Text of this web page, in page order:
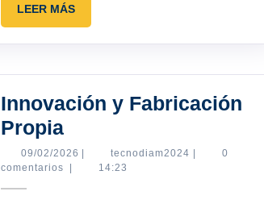
LEER MÁSLEER
MÁS
Innovación y Fabricación
PropiaInnovación
y
Fabricación
09/02/2026 09/02/2026
| tecnodiam2024 tecnodiam2024
|
0
comentarios
| 14:23